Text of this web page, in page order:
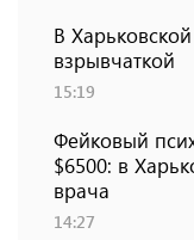
В
взрывчаткой
15:19
Фейковый
$6500: в
врача
14:27